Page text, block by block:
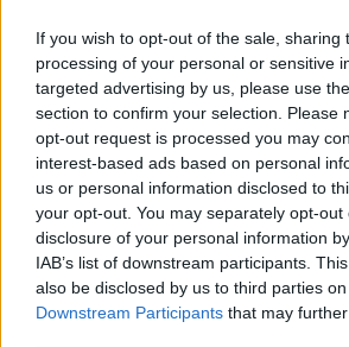
If you wish to opt-out of the sale, sharing
processing of your personal or sensitive
targeted advertising by us, please use
section to confirm your selection. Please
opt-out request is processed you may
interest-based ads based on personal
us or personal information disclosed to
your opt-out. You may separately opt-
disclosure of your personal information
IAB’s list of downstream participants.
also be disclosed by us to third parties
Downstream Participants that may
Test tunnel Olbia: rampe
fine agosto
Aggius conquista la
amate dell’estate 2026